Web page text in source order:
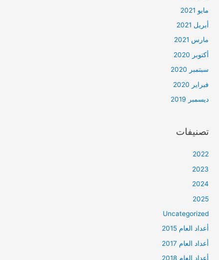
مايو 2021
أبريل 2021
مارس 2021
أكتوبر 2020
سبتمبر 2020
فبراير 2020
ديسمبر 2019
تصنيفات
2022
2023
2024
2025
Uncategorized
أعداد العام 2015
أعداد العام 2017
أعداد العام 2018